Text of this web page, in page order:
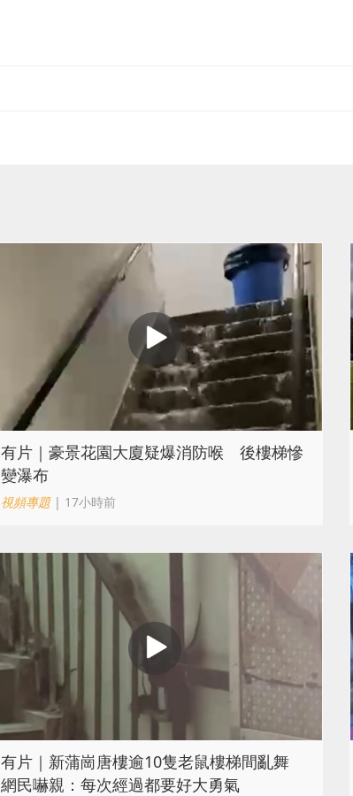
有片｜豪景花園大廈疑爆消防喉 後樓梯慘
變瀑布
視頻專題| 17小時前
有片｜新蒲崗唐樓逾10隻老鼠樓梯間亂舞
網民嚇親：每次經過都要好大勇氣